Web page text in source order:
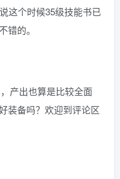
这个时候35级技能书已
错的。
产出也算是比较全面
装备吗？欢迎到评论区